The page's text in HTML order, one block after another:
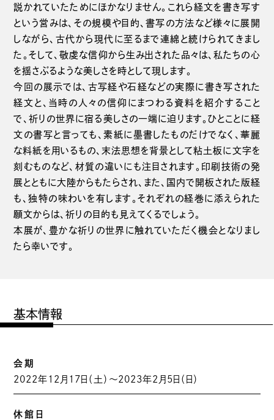
説かれていたためにほかなりません。これら経文を書き写す
という営みは、その規模や目的、書写の方法など様々に展開
しながら、古代から現代に至るまで連綿と続けられてきまし
た。そして、敬虔な信仰から生み出された品々は、私たちの心
を揺さぶるような美しさを時として現します。
今回の展示では、古写経や石経などの実際に書き写された
経文と、当時の人々の信仰にまつわる資料を紹介すること
で、祈りの世界に宿る美しさの一端に迫ります。ひとことに経
文の書写と言っても、素紙に墨書したものだけでなく、華麗
な料紙を用いるもの、末法思想を背景として粘土板に文字を
刻むものなど、材質の違いにも注目されます。印刷技術の発
展とともに大陸からもたらされ、また、国内で開板された版経
も、独特の味わいを有します。それぞれの経巻に添えられた
願文からは、祈りの目的も見えてくるでしょう。
本展が、豊かな祈りの世界に触れていただく機会となりまし
たら幸いです。
基本情報
会期
2022年12月17日（土）～2023年2月5日（日）
休館日